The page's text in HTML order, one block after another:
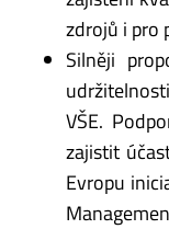
zdrojů i pro
Silněji
VŠE.
zajistit
Evropu